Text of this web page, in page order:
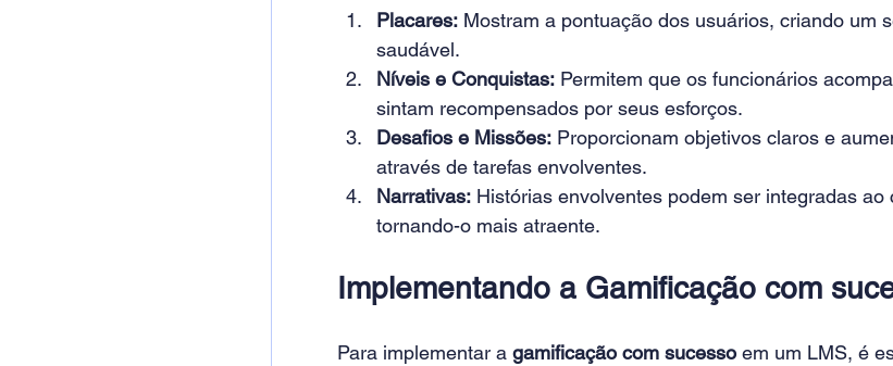
Placares: Mostram a pontuação dos usuários, criando um
saudável.
Níveis e Conquistas: Permitem que os funcionários
sintam recompensados por seus esforços.
Desafios e Missões: Proporcionam objetivos claros e
através de tarefas envolventes.
Narrativas: Histórias envolventes podem ser integradas ao
tornando-o mais atraente.
Implementando a Gamificação com
Para implementar a gamificação com sucesso em um LMS, é